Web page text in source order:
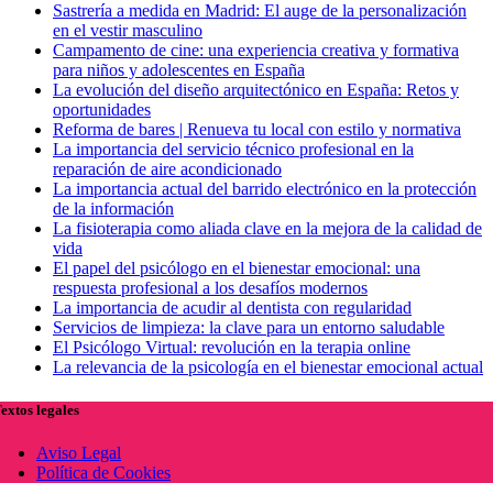
Sastrería a medida en Madrid: El auge de la personalización
en el vestir masculino
Campamento de cine: una experiencia creativa y formativa
para niños y adolescentes en España
La evolución del diseño arquitectónico en España: Retos y
oportunidades
Reforma de bares | Renueva tu local con estilo y normativa
La importancia del servicio técnico profesional en la
reparación de aire acondicionado
La importancia actual del barrido electrónico en la protección
de la información
La fisioterapia como aliada clave en la mejora de la calidad de
vida
El papel del psicólogo en el bienestar emocional: una
respuesta profesional a los desafíos modernos
La importancia de acudir al dentista con regularidad
Servicios de limpieza: la clave para un entorno saludable
El Psicólogo Virtual: revolución en la terapia online
La relevancia de la psicología en el bienestar emocional actual
legales
Aviso Legal
Política de Cookies